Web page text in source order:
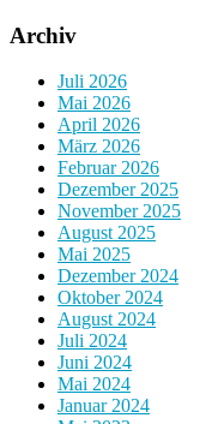
Archiv
Juli 2026
Mai 2026
April 2026
März 2026
Februar 2026
Dezember 2025
November 2025
August 2025
Mai 2025
Dezember 2024
Oktober 2024
August 2024
Juli 2024
Juni 2024
Mai 2024
Januar 2024